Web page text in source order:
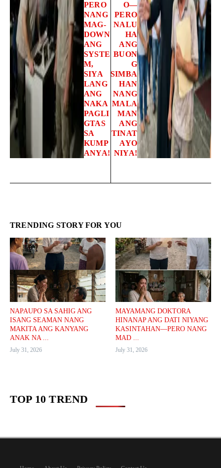
PERO
NANG
MAG-
DOWN
ANG
SYSTE
M,
SIYA
LANG
ANG
NAKA
PAGLI
GTAS
SA
KUMP
ANYA!
O—
PERO
NALU
HA
ANG
BUON
G
SIMBA
HAN
NANG
MALA
MAN
ANG
TINAT
AYO
NIYA!
TRENDING STORY FOR YOU
NAPAUPO SA SAHIG ANG
ISANG SEAMAN NANG
MAKITA ANG KANYANG
ANAK NA ...
July 31, 2026
MAYAMANG DOKTORA
HINANAP ANG DATI NIYANG
KASINTAHAN—PERO NANG
MAD ...
July 31, 2026
TOP 10 TREND